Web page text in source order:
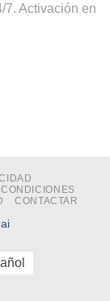
7. Activación en
CONTACTAR